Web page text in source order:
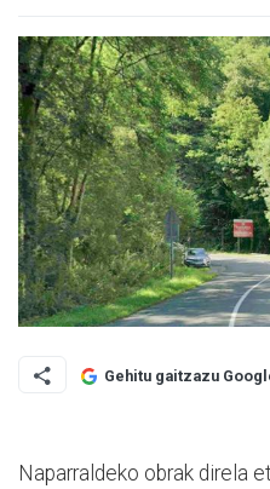
Gehitu gaitzazu
Naparraldeko obrak direla